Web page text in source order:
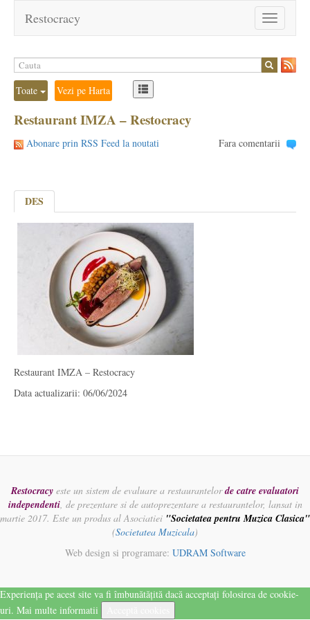
Toggle
navigation
Restocracy
Toate Vezi pe Harta
Restaurant IMZA – Restocracy
Abonare prin RSS Feed la noutati Fara comentarii
DES
Restaurant IMZA – Restocracy
Data actualizarii: 06/06/2024
Restocracy este un sistem de evaluare a restaurantelorde catre evaluatori
independenti, de prezentare si de autoprezentare a restaurantelor, lansat in
martie 2017. Este un produs al Asociatiei "Societatea pentru Muzica Clasica"
(Societatea Muzicala)
Web design si programare: UDRAM Software
Experiența pe acest site va fi îmbunătățită dacă acceptați folosirea de cookie-
uri. Mai multe informatii